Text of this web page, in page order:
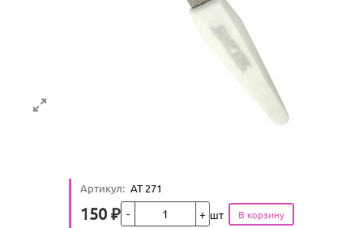
Артикул: АТ 271
Цена
150 ₽Кол-во шт